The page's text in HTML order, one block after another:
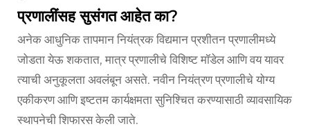
प्रणालींसह सुसंगत आहेत का?
अनेक आधुनिक तापमान नियंत्रक विद्यमान प्रशीतन प्रणालीमध्ये
जोडता येऊ शकतात, मात्र प्रणालीचे विशिष्ट मॉडेल आणि वय यावर
त्याची अनुकूलता अवलंबून असते. नवीन नियंत्रण प्रणालीचे योग्य
एकीकरण आणि इष्टतम कार्यक्षमता सुनिश्चित करण्यासाठी व्यावसायिक
स्थापनेची शिफारस केली जाते.